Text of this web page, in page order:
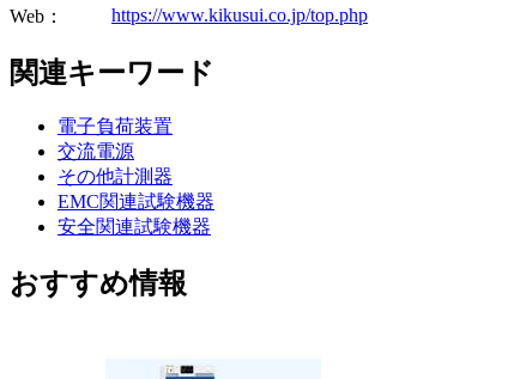
Web： https://www.kikusui.co.jp/top.php
関連キーワード
電子負荷装置
交流電源
その他計測器
EMC関連試験機器
安全関連試験機器
おすすめ情報